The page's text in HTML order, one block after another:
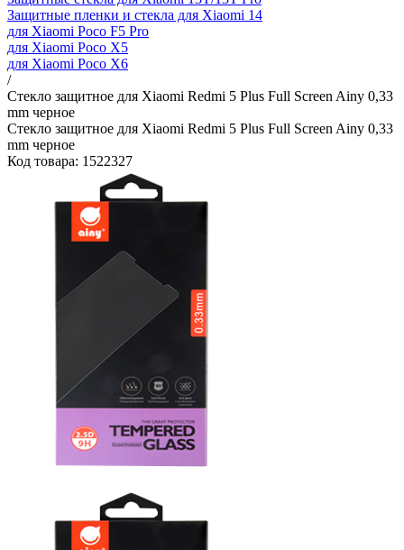
Защитные пленки и стекла для Xiaomi 14
для Xiaomi Poco F5 Pro
для Xiaomi Poco X5
для Xiaomi Poco X6
/
Стекло защитное для Xiaomi Redmi 5 Plus Full Screen Ainy 0,33
mm черное
Стекло защитное для Xiaomi Redmi 5 Plus Full Screen Ainy 0,33
mm черное
Код товара: 1522327